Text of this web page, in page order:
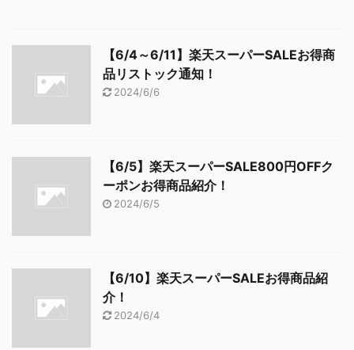
【6/4～6/11】楽天スーパーSALEお得商
品リストック通知！
2024/6/6
【6/5】楽天スーパーSALE800円OFFク
ーポンお得商品紹介！
2024/6/5
【6/10】楽天スーパーSALEお得商品紹
介！
2024/6/4